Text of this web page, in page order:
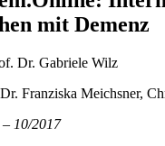
mit Demenz
Dr. Gabriele Wilz
Franziska Meichsner,
10/2017